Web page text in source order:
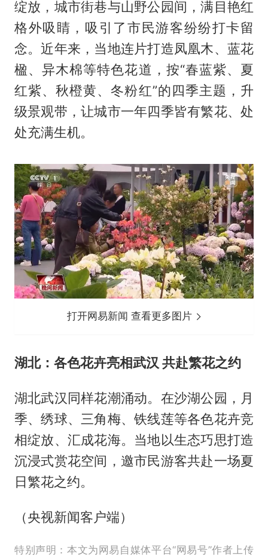
绽放，城市街巷与山野公园间，满目艳红
格外吸睛，吸引了市民游客纷纷打卡留
念。近年来，当地连片打造凤凰木、蓝花
楹、异木棉等特色花道，按“春蓝紫、夏
红紫、秋橙黄、冬粉红”的四季主题，升
级景观带，让城市一年四季皆有繁花、处
处充满生机。
打开网易新闻 查看更多图片
湖北：各色花卉亮相武汉 共赴繁花之约
湖北武汉同样花潮涌动。在沙湖公园，月
季、绣球、三角梅、铁线莲等各色花卉竞
相绽放、汇成花海。当地以生态巧思打造
沉浸式赏花空间，邀市民游客共赴一场夏
日繁花之约。
（央视新闻客户端）
特别声明：本文为网易自媒体平台“网易号”作者上传